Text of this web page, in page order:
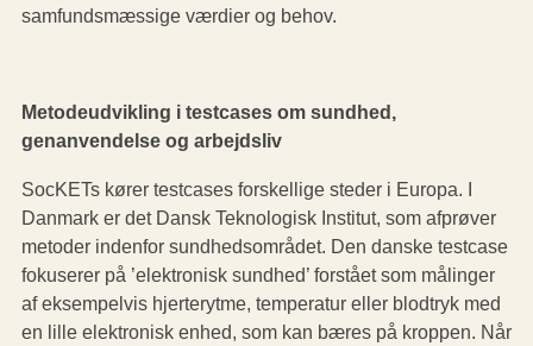
samfundsmæssige værdier og behov.
Metodeudvikling i testcases om sundhed,
genanvendelse og arbejdsliv
SocKETs kører testcases forskellige steder i Europa. I
Danmark er det Dansk Teknologisk Institut, som afprøver
metoder indenfor sundhedsområdet. Den danske testcase
fokuserer på ’elektronisk sundhed’ forstået som målinger
af eksempelvis hjerterytme, temperatur eller blodtryk med
en lille elektronisk enhed, som kan bæres på kroppen. Når